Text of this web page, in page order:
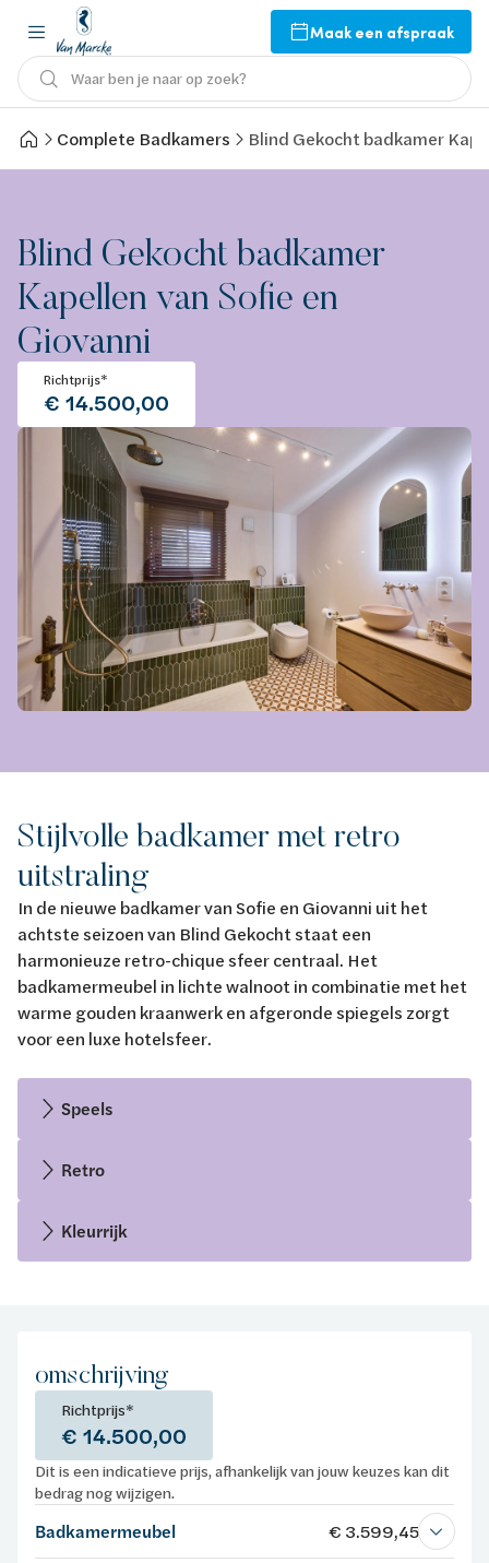
Maak een afspraak
Waar ben je naar op zoek?
Complete Badkamers Blind Gekocht badkamer
Blind Gekocht badkamer
Kapellen van Sofie en
Giovanni
Richtprijs*
€ 14.500,00
Stijlvolle badkamer met retro
uitstraling
In de nieuwe badkamer van Sofie en Giovanni uit het
achtste seizoen van Blind Gekocht staat een
harmonieuze retro-chique sfeer centraal. Het
badkamermeubel in lichte walnoot in combinatie met het
warme gouden kraanwerk en afgeronde spiegels zorgt
voor een luxe hotelsfeer.
Speels
Retro
Kleurrijk
omschrijving
Richtprijs*
€ 14.500,00
Dit is een indicatieve prijs, afhankelijk van jouw keuzes kan dit
bedrag nog wijzigen.
Badkamermeubel € 3.599,45